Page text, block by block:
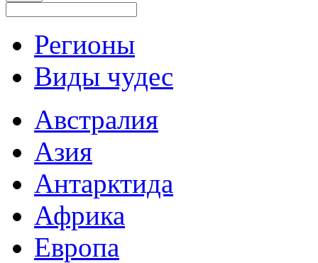
Регионы
Виды чудес
Австралия
Азия
Антарктида
Африка
Европа